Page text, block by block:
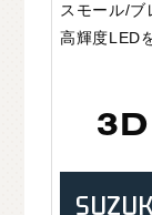
スモール/ブ
高輝度LED